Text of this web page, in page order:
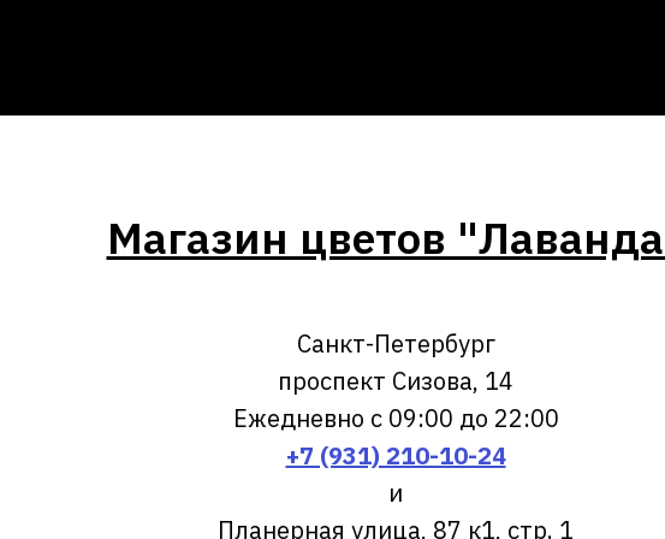
Магазин цветов
Санкт-Петербург
проспект Сизова, 14
Ежедневно с 09:00 до 22:00
+7 (931) 210-10-24
и
Планерная улица, 87 к1, стр. 1